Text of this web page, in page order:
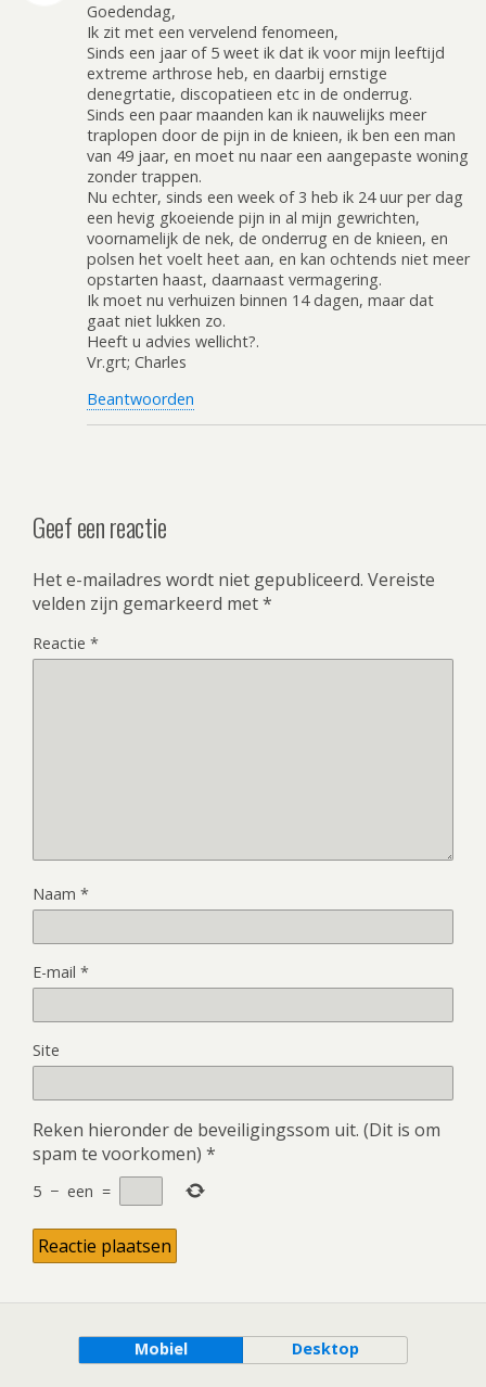
Goedendag,
Ik zit met een vervelend fenomeen,
Sinds een jaar of 5 weet ik dat ik voor mijn leeftijd
extreme arthrose heb, en daarbij ernstige
denegrtatie, discopatieen etc in de onderrug.
Sinds een paar maanden kan ik nauwelijks meer
traplopen door de pijn in de knieen, ik ben een man
van 49 jaar, en moet nu naar een aangepaste woning
zonder trappen.
Nu echter, sinds een week of 3 heb ik 24 uur per dag
een hevig gkoeiende pijn in al mijn gewrichten,
voornamelijk de nek, de onderrug en de knieen, en
polsen het voelt heet aan, en kan ochtends niet meer
opstarten haast, daarnaast vermagering.
Ik moet nu verhuizen binnen 14 dagen, maar dat
gaat niet lukken zo.
Heeft u advies wellicht?.
Vr.grt; Charles
Beantwoorden
Geef een reactie
Het e-mailadres wordt niet gepubliceerd. Vereiste
velden zijn gemarkeerd met*
Reactie *
Naam *
E-mail *
Site
Reken hieronder de beveiligingssom uit. (Dit is om
spam te voorkomen) *
5 − een =
Mobiel Desktop